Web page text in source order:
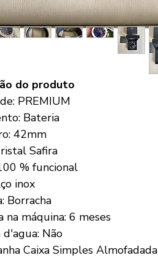
do produto
PREMIUM
Bateria
42mm
Safira
% funcional
inox
Borracha
na máquina: 6 meses
Não
Caixa Simples Almofadada